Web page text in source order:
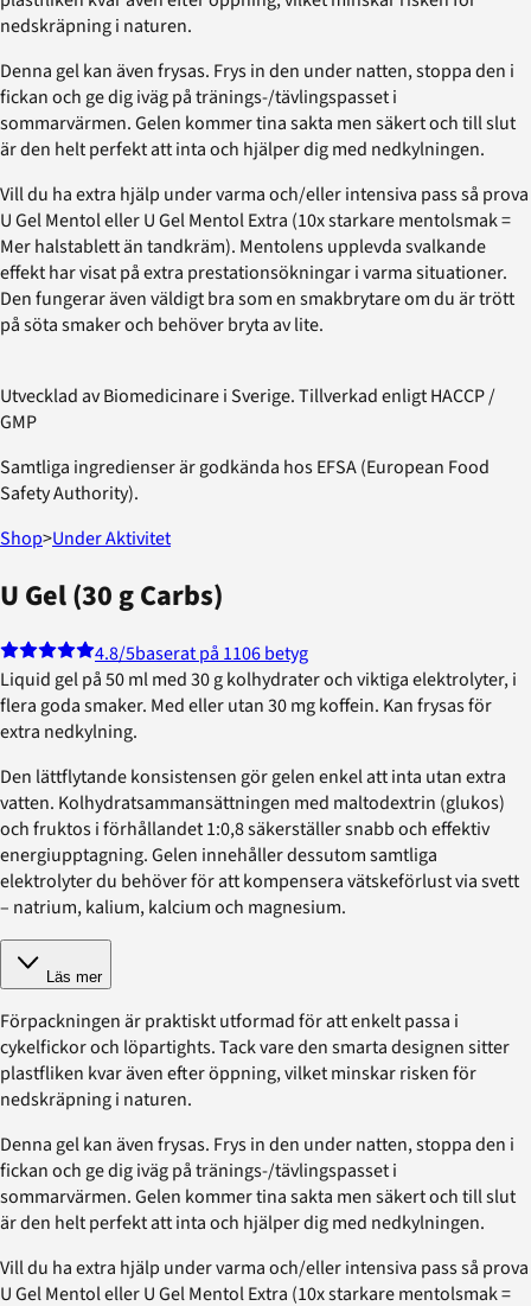
nedskräpning i naturen.
Denna gel kan även frysas. Frys in den under natten, stoppa den i
fickan och ge dig iväg på tränings-/tävlingspasset i
sommarvärmen. Gelen kommer tina sakta men säkert och till slut
är den helt perfekt att inta och hjälper dig med nedkylningen.
Vill du ha extra hjälp under varma och/eller intensiva pass så prova
U Gel Mentol eller U Gel Mentol Extra (10x starkare mentolsmak =
Mer halstablett än tandkräm). Mentolens upplevda svalkande
effekt har visat på extra prestationsökningar i varma situationer.
Den fungerar även väldigt bra som en smakbrytare om du är trött
på söta smaker och behöver bryta av lite.
Utvecklad av Biomedicinare i Sverige. Tillverkad enligt HACCP /
GMP
Samtliga ingredienser är godkända hos EFSA (European Food
Safety Authority).
Shop>Under Aktivitet
U Gel (30 g Carbs)
4.8/5baserat på 1106 betyg
Liquid gel på 50 ml med 30 g kolhydrater och viktiga elektrolyter, i
flera goda smaker. Med eller utan 30 mg koffein. Kan frysas för
extra nedkylning.
Den lättflytande konsistensen gör gelen enkel att inta utan extra
vatten. Kolhydratsammansättningen med maltodextrin (glukos)
och fruktos i förhållandet 1:0,8 säkerställer snabb och effektiv
energiupptagning. Gelen innehåller dessutom samtliga
elektrolyter du behöver för att kompensera vätskeförlust via svett
– natrium, kalium, kalcium och magnesium.
Läs mer
Förpackningen är praktiskt utformad för att enkelt passa i
cykelfickor och löpartights. Tack vare den smarta designen sitter
plastfliken kvar även efter öppning, vilket minskar risken för
nedskräpning i naturen.
Denna gel kan även frysas. Frys in den under natten, stoppa den i
fickan och ge dig iväg på tränings-/tävlingspasset i
sommarvärmen. Gelen kommer tina sakta men säkert och till slut
är den helt perfekt att inta och hjälper dig med nedkylningen.
Vill du ha extra hjälp under varma och/eller intensiva pass så prova
U Gel Mentol eller U Gel Mentol Extra (10x starkare mentolsmak =